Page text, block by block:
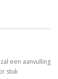
een aanvulling
stuk